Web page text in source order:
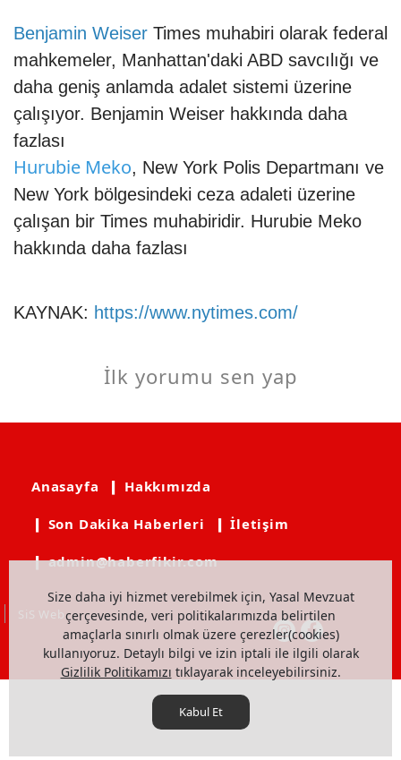
Benjamin Weiser Times muhabiri olarak federal
mahkemeler, Manhattan'daki ABD savcılığı ve
daha geniş anlamda adalet sistemi üzerine
çalışıyor. Benjamin Weiser hakkında daha
fazlası
Hurubie Meko, New York Polis Departmanı ve
New York bölgesindeki ceza adaleti üzerine
çalışan bir Times muhabiridir. Hurubie Meko
hakkında daha fazlası
KAYNAK: https://www.nytimes.com/
İlk yorumu sen yap
Size daha iyi hizmet verebilmek için, Yasal Mevzuat
çerçevesinde, veri politikalarımızda belirtilen
amaçlarla sınırlı olmak üzere çerezler(cookies)
kullanıyoruz. Detaylı bilgi ve izin iptali ile ilgili olarak
Gizlilik Politikamızı tıklayarak inceleyebilirsiniz.
Kabul Et
Anasayfa ❙ Hakkımızda
❙ Son Dakika Haberleri ❙ İletişim
❙ admin@haberfikir.com
SiS Web